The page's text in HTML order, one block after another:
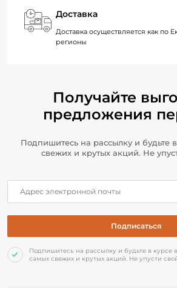
Доставка
Доставка осуществляется как по
регионы
Получайте
предложения
Подпишитесь на рассылку и будьте
свежих и крутых акций. Не
Подпишитесь на рассылку и будьте в курсе
самых свежих и крутых акций. Не упусти